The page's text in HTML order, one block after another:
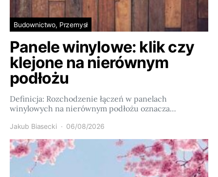
Budownictwo, Przemysł
Panele winylowe: klik czy
klejone na nierównym
podłożu
Definicja: Rozchodzenie łączeń w panelach
winylowych na nierównym podłożu oznacza…
Jakub Biasecki 06/08/2026